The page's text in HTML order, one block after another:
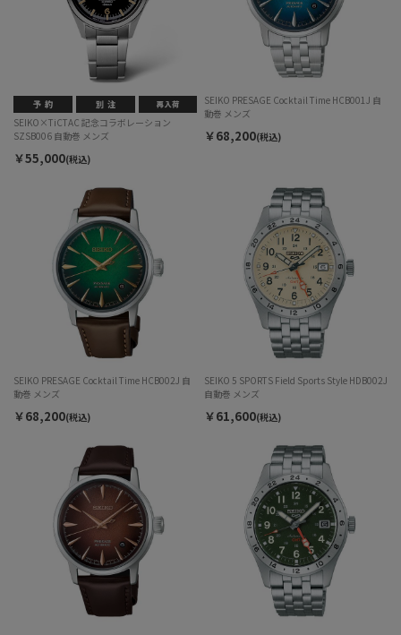
SEIKO×TiCTAC 記念コラボレーション
SZSB006 自動巻 メンズ
￥55,000(税込)
SEIKO PRESAGE Cocktail Time HCB001J 自
動巻 メンズ
￥68,200(税込)
SEIKO PRESAGE Cocktail Time HCB002J 自
動巻 メンズ
￥68,200(税込)
SEIKO 5 SPORTS Field Sports Style HDB002J
自動巻 メンズ
￥61,600(税込)